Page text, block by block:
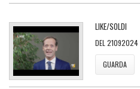
LIKE/SOLDI
DEL 21092024
GUARDA